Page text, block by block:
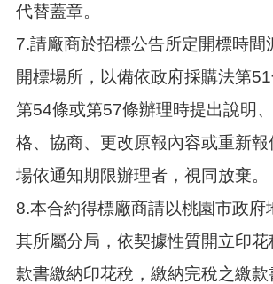
代替蓋章。
7.請廠商於招標公告所定開標時間
開標場所，以備依政府採購法第51
第54條或第57條辦理時提出說明
格、協商、更改原報內容或重新報
場依通知期限辦理者，視同放棄。
8.本合約得標廠商請以桃園市政府
其所屬分局，依契據性質開立印
款書繳納印花稅，繳納完稅之繳